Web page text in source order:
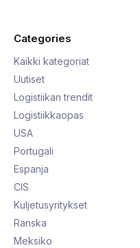
Categories
Kaikki kategoriat
Uutiset
Logistiikan trendit
Logistiikkaopas
USA
Portugali
Espanja
CIS
Kuljetusyritykset
Ranska
Meksiko